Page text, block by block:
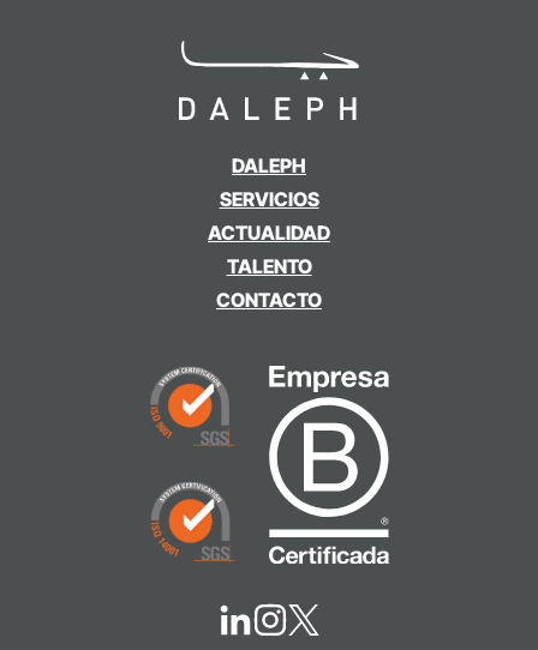
DALEPH
SERVICIOS
ACTUALIDAD
TALENTO
CONTACTO